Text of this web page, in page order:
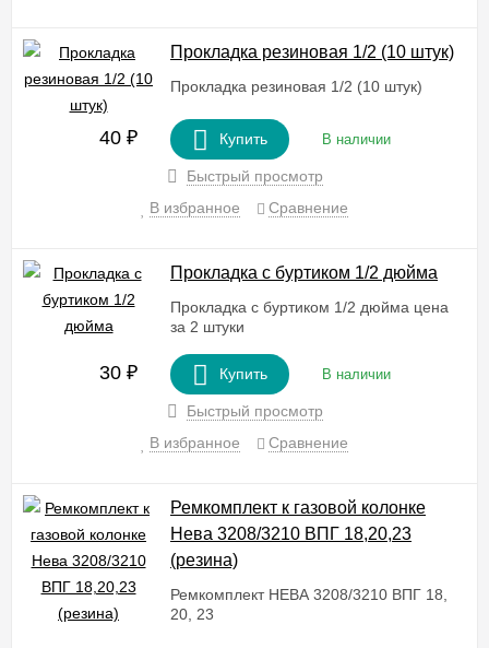
Прокладка резиновая 1/2 (10 штук)
Прокладка резиновая 1/2 (10 штук)
40 ₽ Купить В наличии
Быстрый просмотр
В избранное
Сравнение
Прокладка с буртиком 1/2 дюйма
Прокладка с буртиком 1/2 дюйма цена
за 2 штуки
30 ₽ Купить В наличии
Быстрый просмотр
В избранное
Сравнение
Ремкомплект к газовой колонке
Нева 3208/3210 ВПГ 18,20,23
(резина)
Ремкомплект НЕВА 3208/3210 ВПГ 18,
20, 23